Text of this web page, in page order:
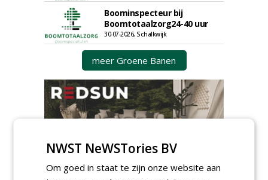
Boominspecteur bij
Boomtotaalzorg24-40 uur
30-07-2026, Schalkwijk
meer Groene Banen
GREEN OUTLET
NWST NeWSTories BV
Om goed in staat te zijn onze website aan